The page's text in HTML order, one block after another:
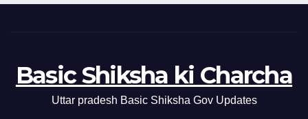
Basic Shiksha ki Charcha
Uttar pradesh Basic Shiksha Gov Updates